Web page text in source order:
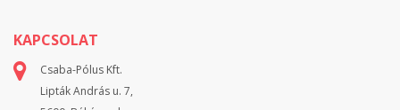
KAPCSOLAT
Csaba-Pólus Kft.
Lipták András u. 7,